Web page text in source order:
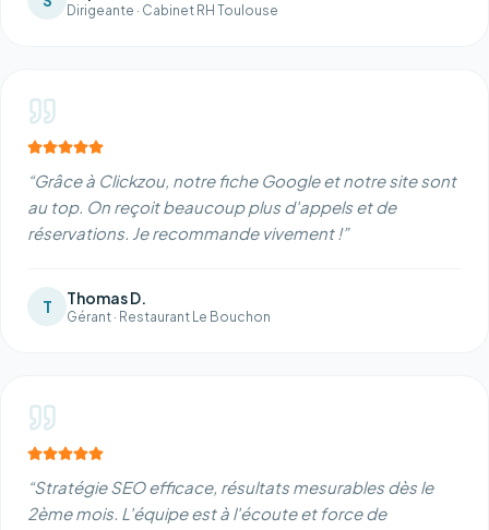
Dirigeante · Cabinet RH Toulouse
“Grâce à Clickzou, notre fiche Google et notre site sont
au top. On reçoit beaucoup plus d'appels et de
réservations. Je recommande vivement !”
T Thomas D.
Gérant · Restaurant Le Bouchon
“Stratégie SEO efficace, résultats mesurables dès le
2ème mois. L'équipe est à l'écoute et force de